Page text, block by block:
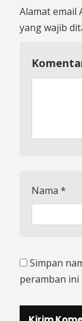
Alamat email
yang wajib
Nama *
Simpan
peramban